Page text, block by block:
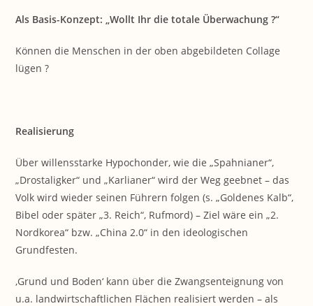
Als Basis-Konzept: „Wollt Ihr die totale Überwachung ?“
Können die Menschen in der oben abgebildeten Collage
lügen ?
Realisierung
Über willensstarke Hypochonder, wie die „Spahnianer“,
„Drostaligker“ und „Karlianer“ wird der Weg geebnet – das
Volk wird wieder seinen Führern folgen (s. „Goldenes Kalb“,
Bibel oder später „3. Reich“, Rufmord) – Ziel wäre ein „2.
Nordkorea“ bzw. „China 2.0“ in den ideologischen
Grundfesten.
‚Grund und Boden‘ kann über die Zwangsenteignung von
u.a. landwirtschaftlichen Flächen realisiert werden – als